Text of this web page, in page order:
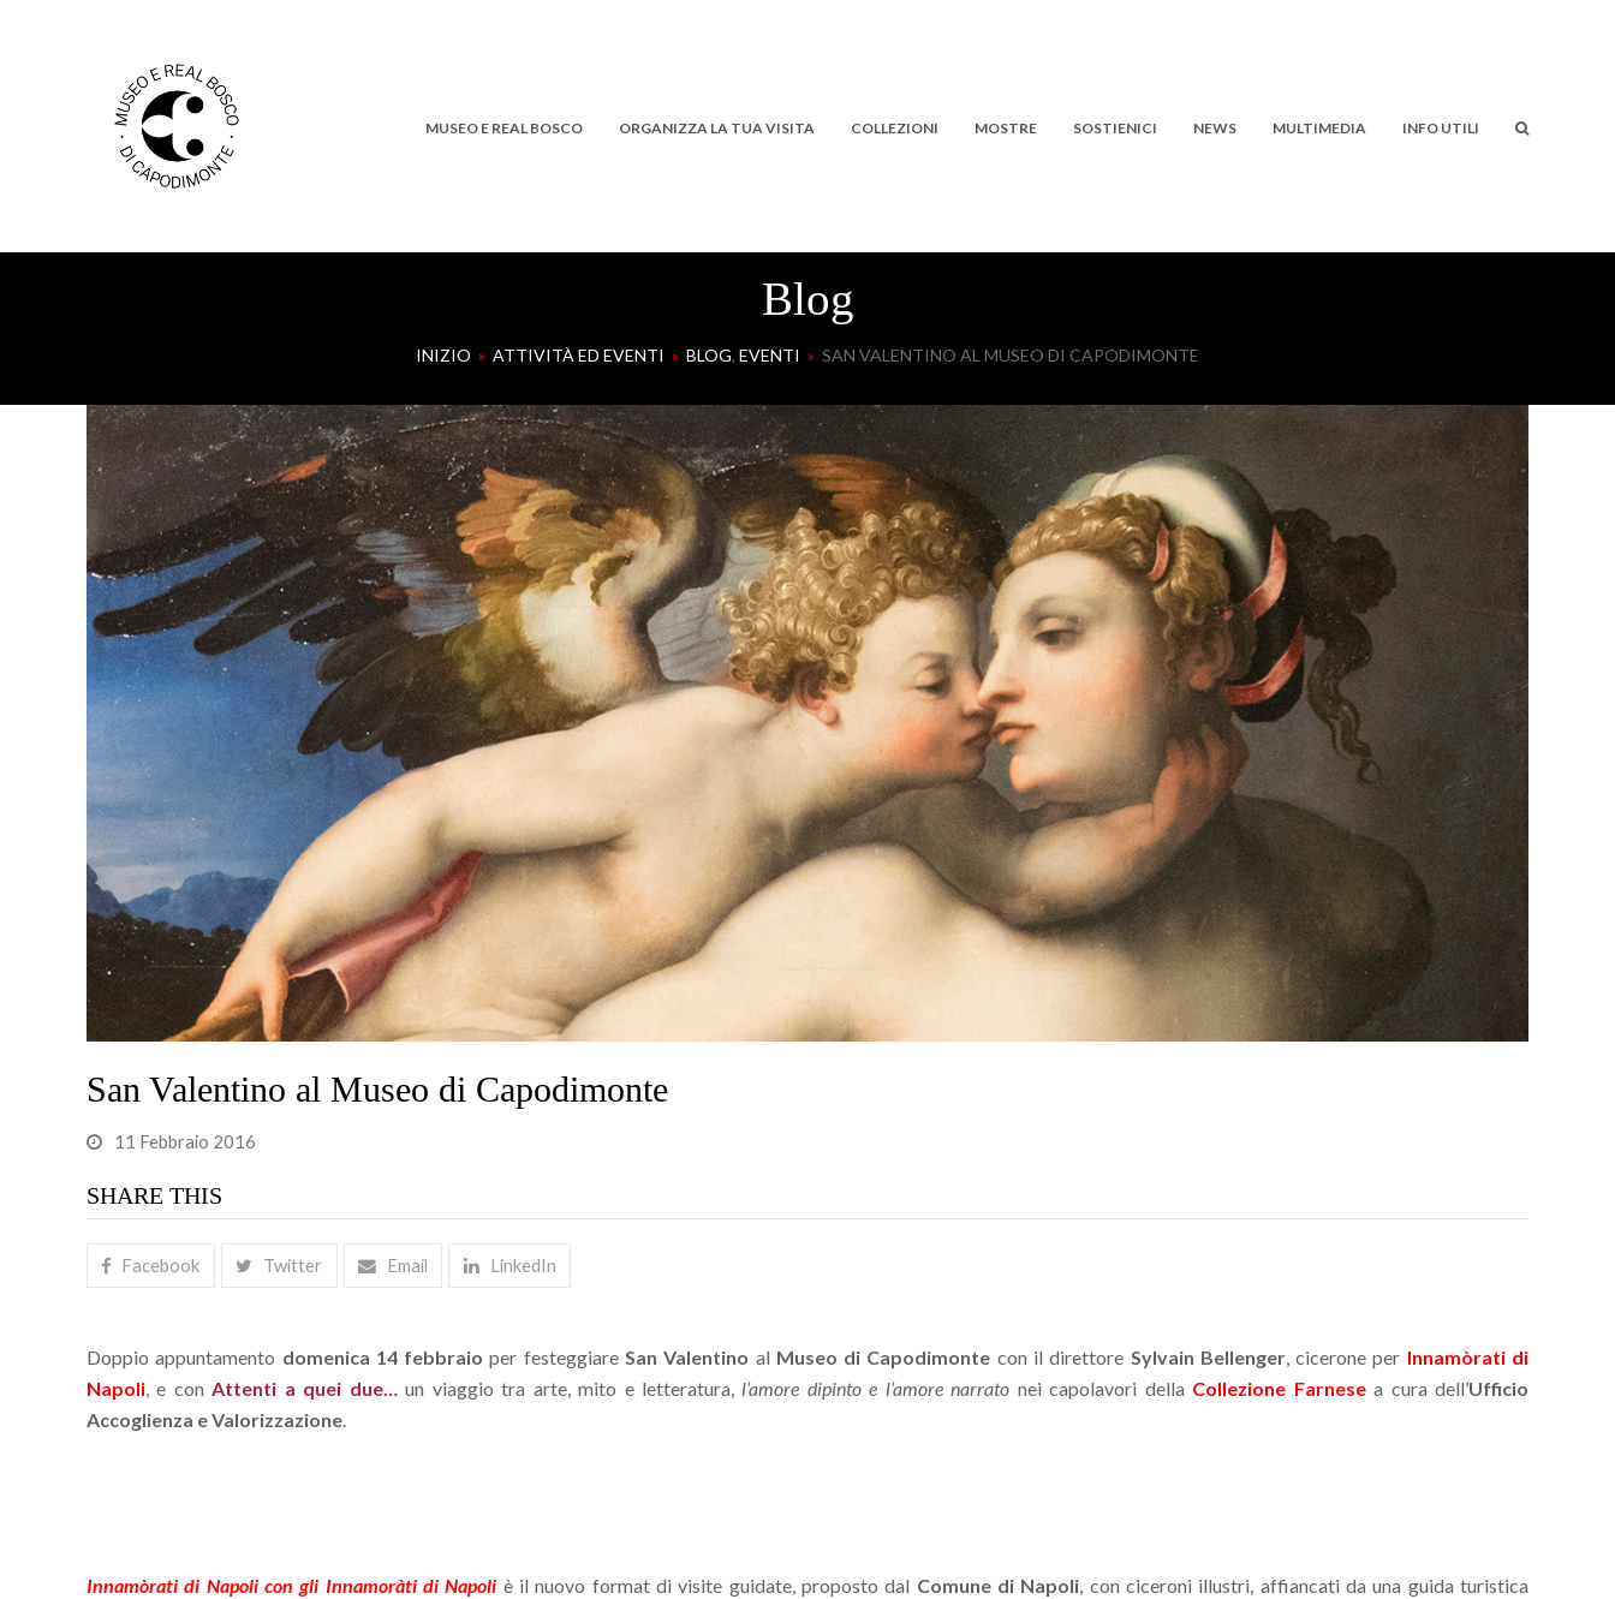
MUSEO E REAL BOSCO ORGANIZZA LA TUA VISITA COLLEZIONI MOSTRE SOSTIENICI NEWS MULTIMEDIA INFO UTILI
Blog
INIZIO » ATTIVITÀ ED EVENTI » BLOG, EVENTI » SAN VALENTINO AL MUSEO DI CAPODIMONTE
San Valentino al Museo di Capodimonte
11 Febbraio 2016
SHARE THIS
Facebook Twitter Email LinkedIn
Doppio appuntamento domenica 14 febbraio per festeggiareSan Valentino al Museo di Capodimonte con il direttore Sylvain Bellenger, cicerone per Innamòrati di
Napoli, e conAttenti a quei due…un viaggio tra arte, mito e letteratura, l’amore dipinto e l’amore narrato nei capolavori della Collezione Farnesea cura dell’Ufficio
Accoglienza e Valorizzazione.
Innamòrati di Napoli con gli Innamoràti di Napoli è il nuovo format di visite guidate, proposto dal Comune di Napoli, con ciceroni illustri, affiancati da una guida turistica